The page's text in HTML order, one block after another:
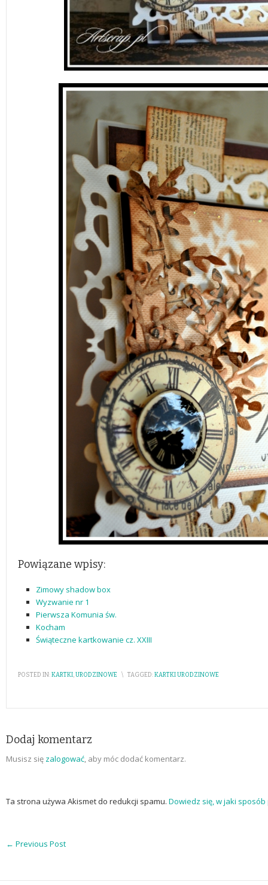
Powiązane wpisy:
Zimowy shadow box
Wyzwanie nr 1
Pierwsza Komunia św.
Kocham
Świąteczne kartkowanie cz. XXIII
POSTED IN:KARTKI, URODZINOWE \ TAGGED:KARTKI URODZINOWE
Dodaj komentarz
Musisz się zalogować, aby móc dodać komentarz.
Ta strona używa Akismet do redukcji spamu. Dowiedz się, w jaki
← Previous Post